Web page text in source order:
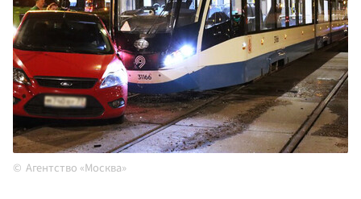
Агентство «Москва»